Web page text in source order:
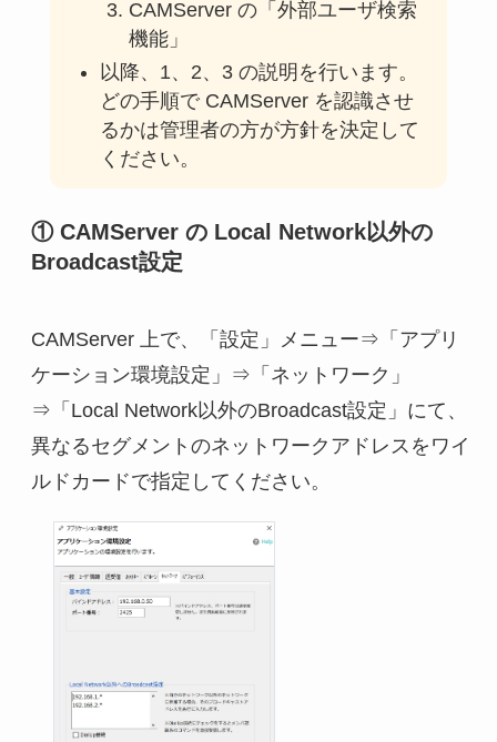
CAMServer の「外部ユーザ検索
機能」
以降、1、2、3 の説明を行います。
どの手順で CAMServer を認識させ
るかは管理者の方が方針を決定して
ください。
① CAMServer の Local Network以外の
Broadcast設定
CAMServer 上で、「設定」メニュー⇒「アプリ
ケーション環境設定」⇒「ネットワーク」
⇒「Local Network以外のBroadcast設定」にて、
異なるセグメントのネットワークアドレスをワイ
ルドカードで指定してください。